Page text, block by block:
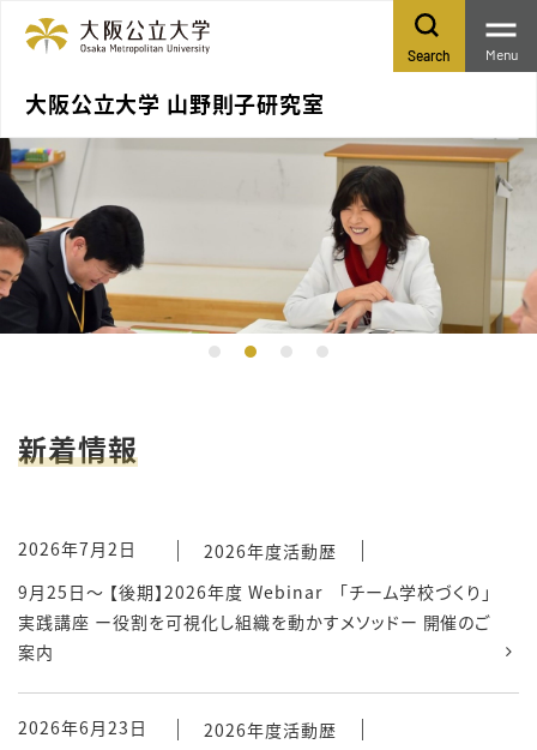
大阪公立大学 山野則子研究室
Search Menu
新着情報
2026年7月2日
2026年度活動歴
9月25日～ 【後期】2026年度 Webinar 「チーム学校づくり」
実践講座 ー役割を可視化し組織を動かすメソッドー 開催のご
案内
2026年6月23日
2026年度活動歴